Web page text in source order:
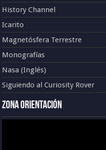
History Channel
Icarito
Magnetósfera Terrestre
Monografías
Nasa (Inglés)
Siguiendo al Curiosity Rover
Zona Orientación